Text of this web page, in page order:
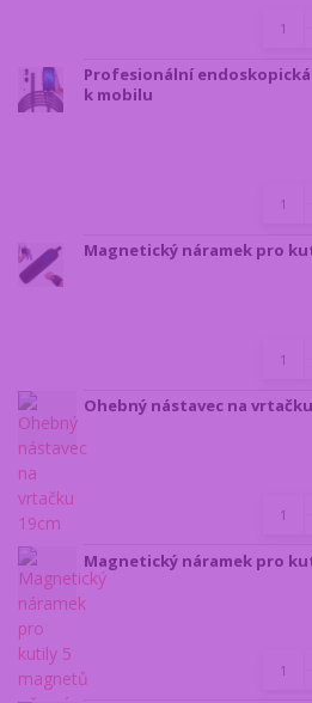
Profesionální
k mobilu
Magnetický náramek pro
Ohebný nástavec na
Magnetický náramek pro